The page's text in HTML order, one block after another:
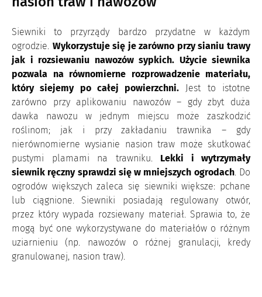
Siewniki to przyrządy bardzo przydatne w każdym
ogrodzie. Wykorzystuje się je zarówno przy sianiu trawy
jak i rozsiewaniu nawozów sypkich. Użycie siewnika
pozwala na równomierne rozprowadzenie materiału,
który siejemy po całej powierzchni. Jest to istotne
zarówno przy aplikowaniu nawozów – gdy zbyt duża
dawka nawozu w jednym miejscu może zaszkodzić
roślinom; jak i przy zakładaniu trawnika – gdy
nierównomierne wysianie nasion traw może skutkować
pustymi plamami na trawniku. Lekki i wytrzymały
siewnik ręczny sprawdzi się w mniejszych ogrodach. Do
ogrodów większych zaleca się siewniki większe: pchane
lub ciągnione. Siewniki posiadają regulowany otwór,
przez który wypada rozsiewany materiał. Sprawia to, że
mogą być one wykorzystywane do materiałów o różnym
uziarnieniu (np. nawozów o różnej granulacji, kredy
granulowanej, nasion traw).